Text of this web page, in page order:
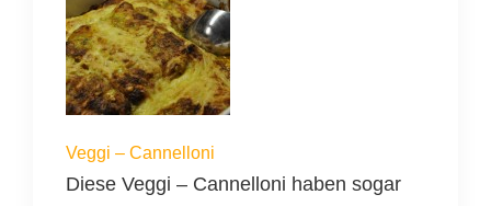
Veggi – Cannelloni
Diese Veggi – Cannelloni haben sogar